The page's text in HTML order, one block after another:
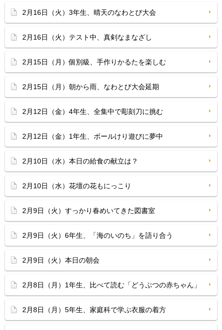
2月16日（火）3年生、晴天のなわとび大会
2月16日（火）テスト中、真剣なまなざし
2月15日（月）個別級、手作りかるたを楽しむ
2月15日（月）朝から雨、なわとび大会延期
2月12日（金）4年生、全集中で彫刻刀に挑む
2月12日（金）1年生、ボールけり遊びに夢中
2月10日（水）本日の給食の献立は？
2月10日（水）花壇の花もにっこり
2月9日（火）すっかり春めいてきた図書室
2月9日（火）6年生、「海のいのち」を語り合う
2月9日（火）本日の朝会
2月8日（月）1年生、比べて読む「どうぶつの赤ちゃん」
2月8日（月）5年生、家庭科で学ぶ衣服の着方